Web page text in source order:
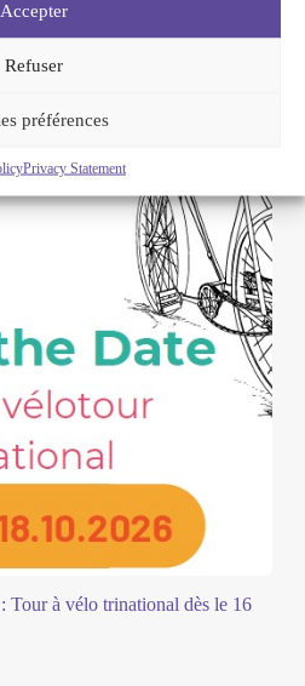
Accepter
Refuser
préférences
Privacy Statement
trinational
Tour à vélo trinational dès le 16